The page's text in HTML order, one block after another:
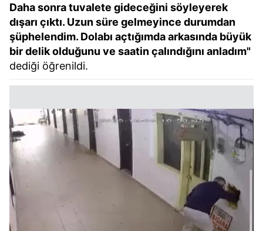
Daha sonra tuvalete gideceğini söyleyerek
dışarı çıktı. Uzun süre gelmeyince durumdan
şüphelendim. Dolabı açtığımda arkasında büyük
bir delik olduğunu ve saatin çalındığını anladım"
dediği öğrenildi.